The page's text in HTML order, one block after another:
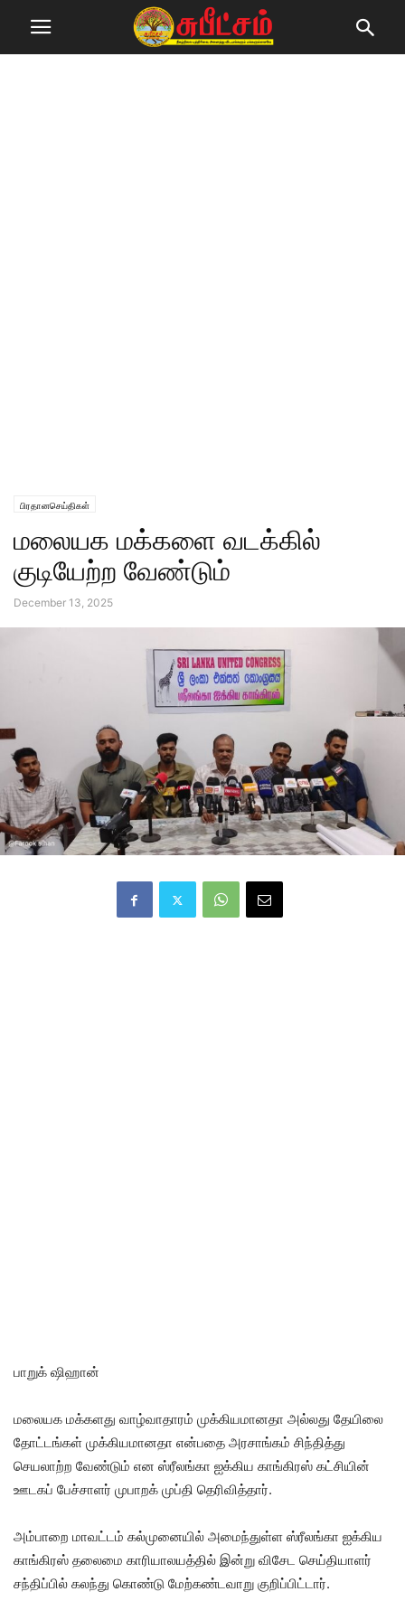
பிரதானசெய்திகள்
மலையக மக்களை வடக்கில்
குடியேற்ற வேண்டும்
December 13, 2025
பாறுக் ஷிஹான்
மலையக மக்களது வாழ்வாதாரம் முக்கியமானதா அல்லது தேயிலை
தோட்டங்கள் முக்கியமானதா என்பதை அரசாங்கம் சிந்தித்து
செயலாற்ற வேண்டும் என ஸ்ரீல‌ங்கா ஐக்கிய‌ காங்கிர‌ஸ் கட்சியின்
ஊடகப் பேச்சாளர் முபாற‌க் முப்தி தெரிவித்தார்.
அம்பாறை மாவட்டம் கல்முனையில் அமைந்துள்ள ஸ்ரீல‌ங்கா ஐக்கிய‌
காங்கிர‌ஸ் த‌லைமை காரியால‌ய‌த்தில் இன்று விசேட செய்தியாளர்
சந்திப்பில் கலந்து கொண்டு மேற்கண்டவாறு குறிப்பிட்டார்.